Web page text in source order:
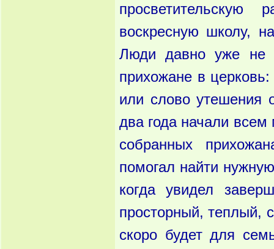
просветительскую
воскресную школу,
Люди давно уже не
прихожане в
или слово утешения
два года начали
собранных
помогал найти
когдаувидел
просторный, теплый,
скоро будет для